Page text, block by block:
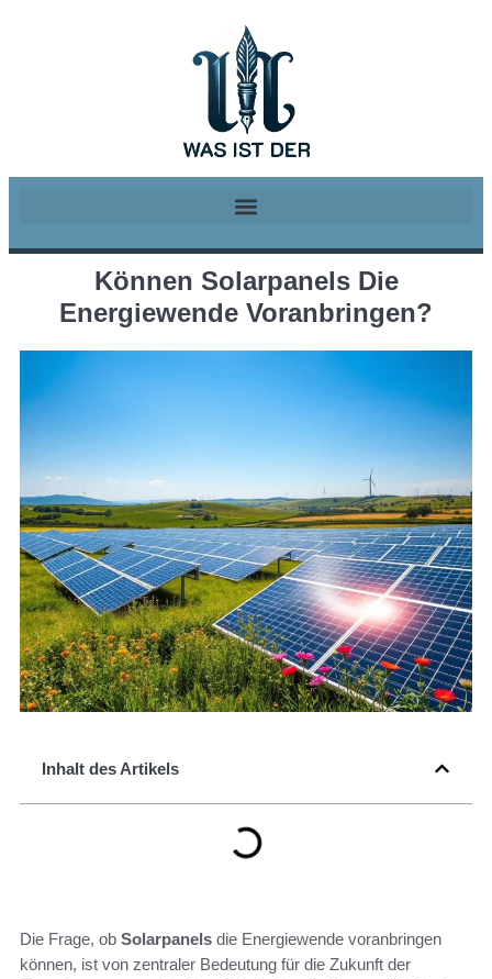
Können Solarpanels Die
Energiewende Voranbringen?
Inhalt des Artikels
Die Frage, ob Solarpanels die Energiewende voranbringen
können, ist von zentraler Bedeutung für die Zukunft der